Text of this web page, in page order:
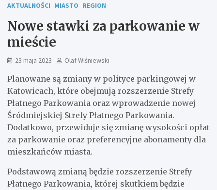
AKTUALNOŚCI MIASTO REGION
Nowe stawki za parkowanie w
mieście
23 maja 2023 Olaf Wiśniewski
Planowane są zmiany w polityce parkingowej w
Katowicach, które obejmują rozszerzenie Strefy
Płatnego Parkowania oraz wprowadzenie nowej
Śródmiejskiej Strefy Płatnego Parkowania.
Dodatkowo, przewiduje się zmianę wysokości opłat
za parkowanie oraz preferencyjne abonamenty dla
mieszkańców miasta.
Podstawową zmianą będzie rozszerzenie Strefy
Płatnego Parkowania, której skutkiem będzie